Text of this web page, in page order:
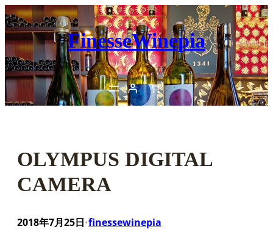
内
容
を
ス
キ
ッ
プ
FinesseWinepia
OLYMPUS DIGITAL
CAMERA
2018年7月25日•finessewinepia